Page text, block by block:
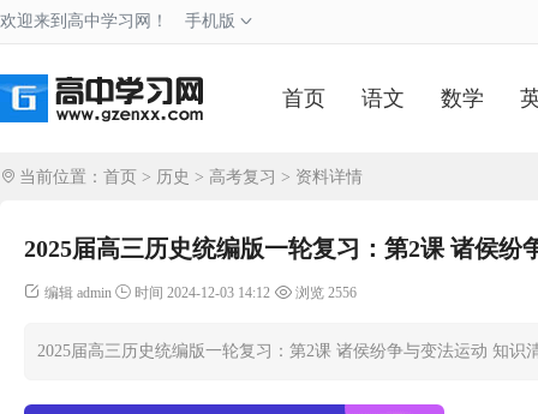
欢迎来到高中学习网！ 手机版
首页 语文 数学
当前位置： 首页 > 历史 > 高考复习 > 资料详情
2025届高三历史统编版一轮复习：第2课 诸侯纷
编辑 admin 时间 2024-12-03 14:12 浏览 2556
2025届高三历史统编版一轮复习：第2课 诸侯纷争与变法运动 知识